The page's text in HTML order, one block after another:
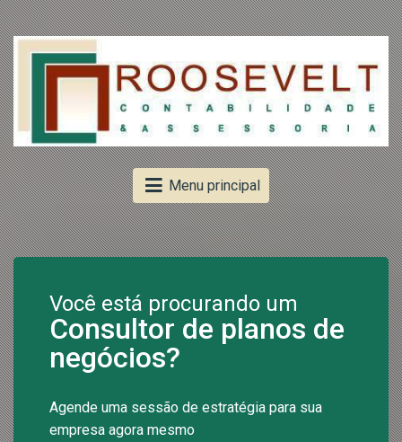
Menu principal
Você está procurando um
Consultor de planos de
negócios?
Agende uma sessão de estratégia para sua
empresa agora mesmo